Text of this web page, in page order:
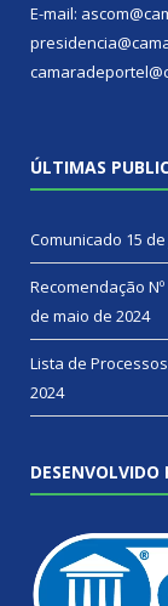
E-mail:
ÚLTIMAS
Comunicado 15
Recomendação Nº
de maio de 2024
Lista de
2024
DESENVOLVIDO